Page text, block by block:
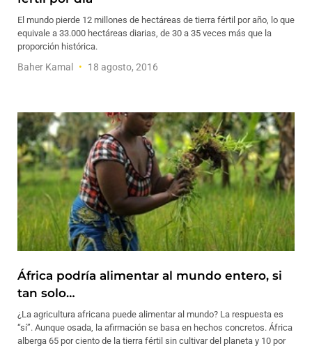
El mundo pierde 12 millones de hectáreas de tierra fértil por año, lo que
equivale a 33.000 hectáreas diarias, de 30 a 35 veces más que la
proporción histórica.
Baher Kamal 18 agosto, 2016
África podría alimentar al mundo entero, si
tan solo…
¿La agricultura africana puede alimentar al mundo? La respuesta es
“sí”. Aunque osada, la afirmación se basa en hechos concretos. África
alberga 65 por ciento de la tierra fértil sin cultivar del planeta y 10 por